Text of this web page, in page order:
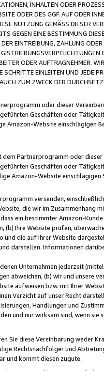
INHALTEN ODER
ODER DES GGF. AUF ODER
NUTZUNG GEMÄSS DIESER
GEGEN EINE BESTIMMUNG
EINTREIBUNG, ZAHLUNG
ODER AUFTRAGNEHMER.
EINLEITEN UND JEDE
ZUM ZWECK DER
oder dieser
Geschäften oder
Amazon-Website einschlägigen
Partnerprogramm oder
Geschäften oder
Amazon-Website einschlägigen
versenden,
die wir im Zusammenhang
ein bestimmter Amazon-
Ihre Website prüfen,
die auf Ihrer Website
darstellen. Informationen
Unternehmen jederzeit
abweichen, (b) wir und unsere
aufweisen bzw. mit Ihrer
Verzicht auf unser Recht
Handlungen und
und nur wirksam sind, wenn
Sie diese Vereinbarung weder
Rechtsnachfolger und
und kommt diesen zugute.